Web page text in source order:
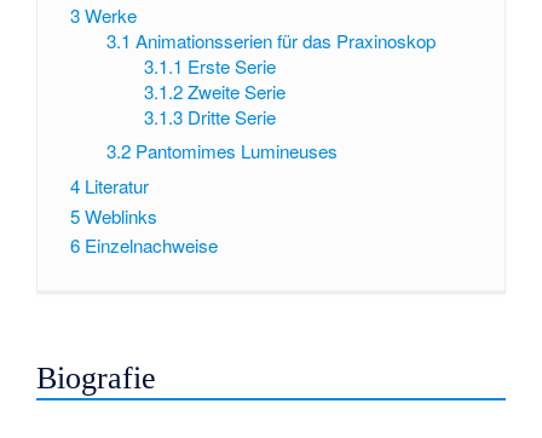
3Werke
3.1 Animationsserien für das Praxinoskop
3.1.1 Erste Serie
3.1.2 Zweite Serie
3.1.3 Dritte Serie
3.2 Pantomimes Lumineuses
4 Literatur
5Weblinks
6 Einzelnachweise
Biografie